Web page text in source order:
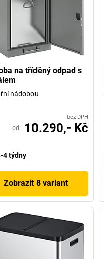
na tříděný odpad s
nádobou
bez DPH
od 10.290,- Kč
4 týdny
Zobrazit 8 variant